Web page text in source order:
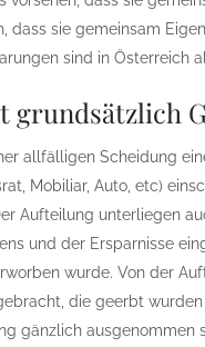
dass sie gemeinsam
sind in Österreich
grundsätzlich
allfälligen Scheidung
Mobiliar, Auto, etc)
Aufteilung unterliegen
und der Ersparnisse
wurde. Von der
die geerbt
gänzlich ausgenommen